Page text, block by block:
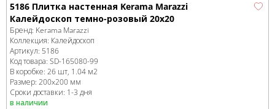
5186 Плитка настенная Kerama Marazzi
Калейдоскоп темно-розовый 20x20
Бренд: Kerama Marazzi
Коллекция: Калейдоскоп
Артикул: 5186
Код товара: SD-165080-99
В коробке: 26 шт, 1.04 м2
Размер: 200x200 мм
Сроки доставки: 1-3 дня
в наличии